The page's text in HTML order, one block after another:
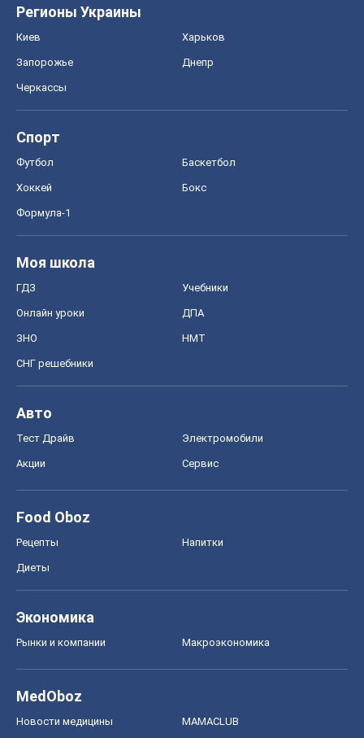
Регионы Украины
Киев Харьков
Запорожье Днепр
Черкассы
Спорт
Футбол Баскетбол
Хоккей Бокс
Формула-1
Моя школа
ГДЗ Учебники
Онлайн уроки ДПА
ЗНО НМТ
СНГ решебники
Авто
Тест Драйв Электромобили
Акции Сервис
Food Oboz
Рецепты Напитки
Диеты
Экономика
Рынки и компании Mакроэкономика
MedOboz
Новости медицины MAMACLUB